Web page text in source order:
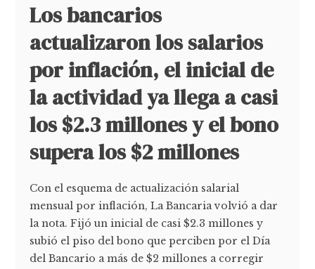
Los bancarios
actualizaron los salarios
por inflación, el inicial de
la actividad ya llega a casi
los $2.3 millones y el bono
supera los $2 millones
Con el esquema de actualización salarial
mensual por inflación, La Bancaria volvió a dar
la nota. Fijó un inicial de casi $2.3 millones y
subió el piso del bono que perciben por el Día
del Bancario a más de $2 millones a corregir